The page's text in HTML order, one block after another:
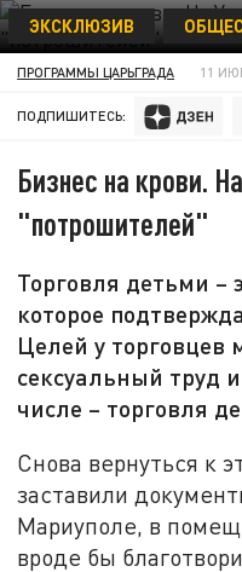
ЭКСКЛЮЗИВ
ПРОГРАММЫ ЦАРЬГРАДА 11
ПОДПИШИТЕСЬ:
Бизнес на крови.
"потрошителей"
Торговля детьми –
которое
Целей у торговцев
сексуальный труд
числе – торговля
Снова вернуться к
заставили
Мариуполе, в
вроде бы